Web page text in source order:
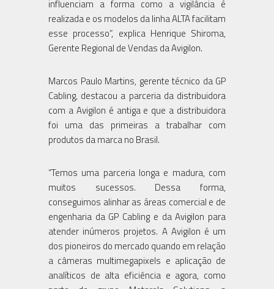
influenciam a forma como a vigilância é
realizada e os modelos da linha ALTA facilitam
esse processo”, explica Henrique Shiroma,
Gerente Regional de Vendas da Avigilon.
Marcos Paulo Martins, gerente técnico da GP
Cabling, destacou a parceria da distribuidora
com a Avigilon é antiga e que a distribuidora
foi uma das primeiras a trabalhar com
produtos da marca no Brasil.
“Temos uma parceria longa e madura, com
muitos sucessos. Dessa forma,
conseguimos alinhar as áreas comercial e de
engenharia da GP Cabling e da Avigilon para
atender inúmeros projetos. A Avigilon é um
dos pioneiros do mercado quando em relação
a câmeras multimegapixels e aplicação de
analíticos de alta eficiência e agora, como